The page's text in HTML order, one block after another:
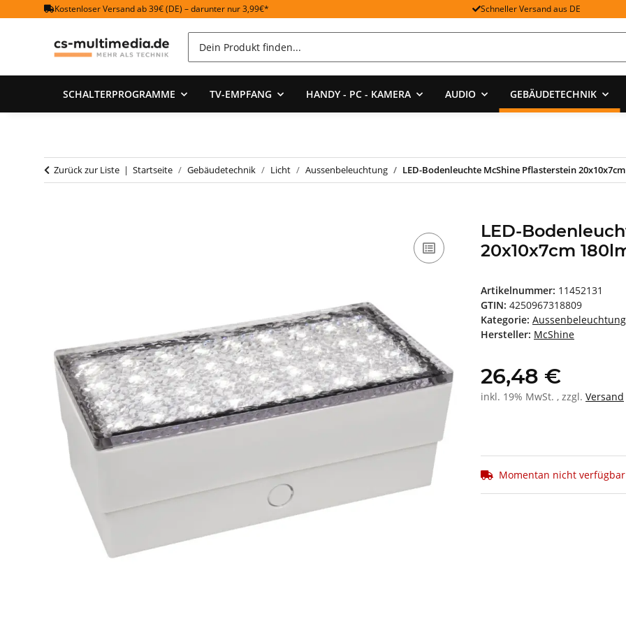
Kostenloser Versand ab 39€ (DE) – darunter nur 3,99€* Schneller Versand aus DE
SCHALTERPROGRAMME TV-EMPFANG HANDY - PC - KAMERA AUDIO GEBÄUDETECHNIK
Zurück zur Liste Startseite Gebäudetechnik Licht Aussenbeleuchtung LED-Bodenleuchte McShine Pflasterstein
LED-
20x10x7cm
Artikelnummer: 11452131
GTIN: 4250967318809
Kategorie: Aussenbeleuchtung
Hersteller: McShine
26,48 €
inkl. 19% MwSt. , zzgl. Versand
Momentan nicht verfügbar